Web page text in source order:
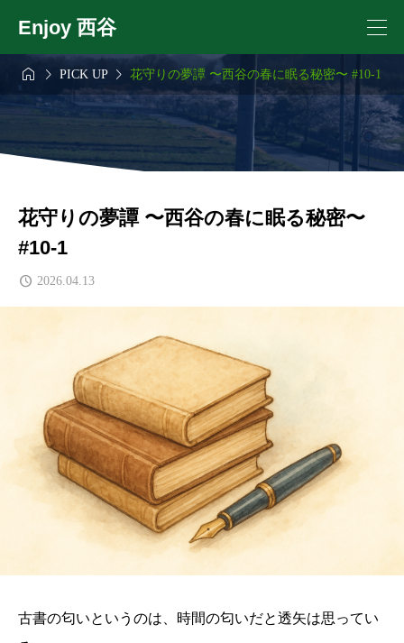
Enjoy 西谷
  PICK UP  花守りの夢譚 〜西谷の春に眠る秘密〜 #10-1
花守りの夢譚 〜西谷の春に眠る秘密〜
#10-1
2026.04.13
古書の匂いというのは、時間の匂いだと透矢は思ってい